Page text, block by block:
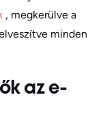
, megkerülve a
minden
az e-